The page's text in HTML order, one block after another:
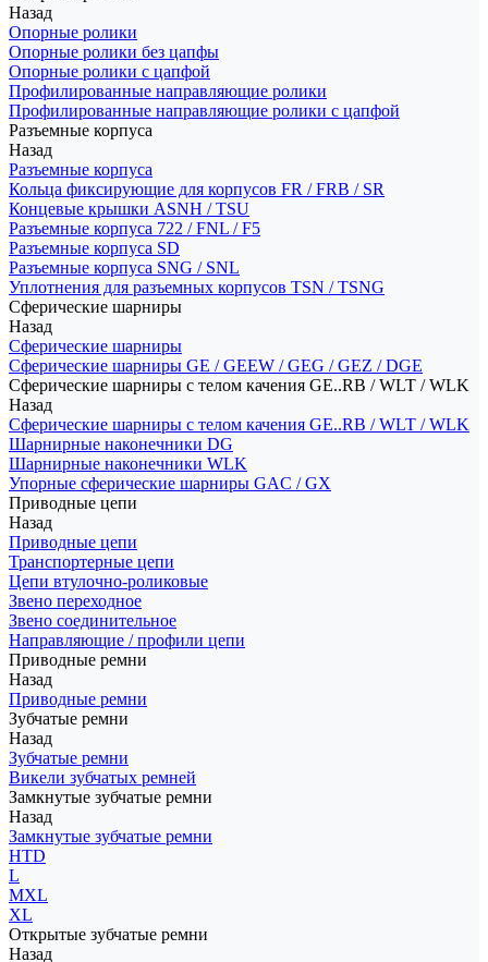
Назад
Опорные ролики
Опорные ролики без цапфы
Опорные ролики с цапфой
Профилированные направляющие ролики
Профилированные направляющие ролики с цапфой
Разъемные корпуса
Назад
Разъемные корпуса
Кольца фиксирующие для корпусов FR / FRB / SR
Концевые крышки ASNH / TSU
Разъемные корпуса 722 / FNL / F5
Разъемные корпуса SD
Разъемные корпуса SNG / SNL
Уплотнения для разъемных корпусов TSN / TSNG
Сферические шарниры
Назад
Сферические шарниры
Сферические шарниры GE / GEEW / GEG / GEZ / DGE
Сферические шарниры с телом качения GE..RB / WLT / WLK
Назад
Сферические шарниры с телом качения GE..RB / WLT / WLK
Шарнирные наконечники DG
Шарнирные наконечники WLK
Упорные сферические шарниры GAC / GX
Приводные цепи
Назад
Приводные цепи
Транспортерные цепи
Цепи втулочно-роликовые
Звено переходное
Звено соединительное
Направляющие / профили цепи
Приводные ремни
Назад
Приводные ремни
Зубчатые ремни
Назад
Зубчатые ремни
Викели зубчатых ремней
Замкнутые зубчатые ремни
Назад
Замкнутые зубчатые ремни
HTD
L
MXL
XL
Открытые зубчатые ремни
Назад